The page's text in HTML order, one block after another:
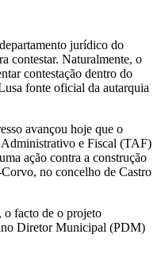
jurídico do
contestar. Naturalmente, o
contestação dentro do
fonte oficial da autarquia
avançou hoje que o
e Fiscal (TAF)
ação contra a construção
no concelho de Castro
o facto de o projeto
Diretor Municipal (PDM)